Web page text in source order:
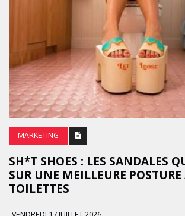
MARKETING
SH*T SHOES : LES SANDALES
SUR UNE MEILLEURE
TOILETTES